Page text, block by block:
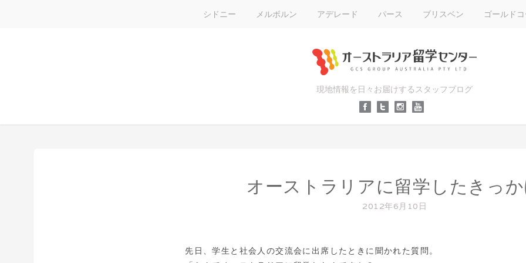
シドニー メルボルン アデレード パース ブリスベン ゴールド
現地情報を日々お届けするスタッフブログ
オーストラリアに留学したきっ
2012年6月10日
先日、学生と社会人の交流会に出席したときに聞かれた質問。